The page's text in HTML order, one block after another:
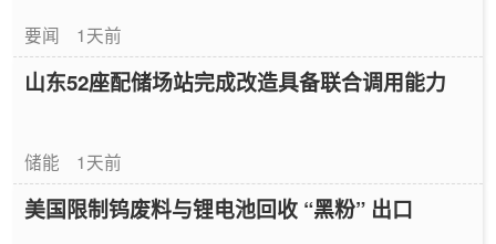
要闻 1天前
山东52座配储场站完成改造具备联合调用能力
储能 1天前
美国限制钨废料与锂电池回收 “黑粉” 出口